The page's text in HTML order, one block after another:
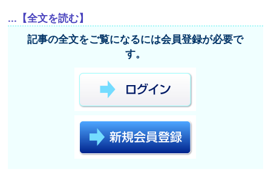
...【全文を読む】
記事の全文をご覧になるには会員登録が必要で
す。